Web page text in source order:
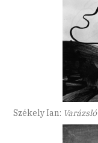
Székely Ian: Varázsló